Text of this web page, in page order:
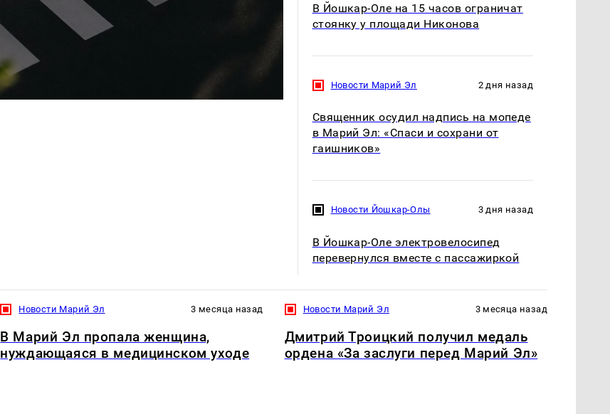
В Йошкар-Оле на 15 часов ограничат
стоянку у площади Никонова
Новости Марий Эл 2 дня назад
Священник осудил надпись на мопеде
в Марий Эл: «Спаси и сохрани от
гаишников»
Новости Йошкар-Олы 3 дня назад
В Йошкар-Оле электровелосипед
перевернулся вместе с пассажиркой
Новости Марий Эл 3 месяца назад
В Марий Эл пропала женщина,
нуждающаяся в медицинском уходе
Новости Марий Эл 3 месяца назад
Дмитрий Троицкий получил медаль
ордена «За заслуги перед Марий Эл»